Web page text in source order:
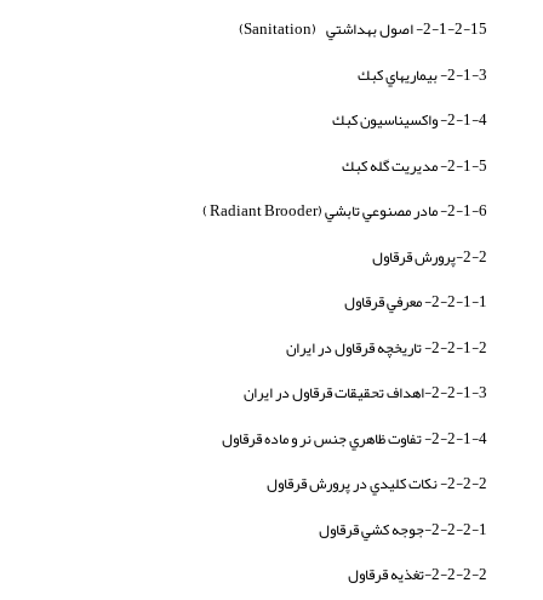
2-1-2-15- اصول بهداشتي (Sanitation)
2-1-3- بيماريهاي كبك
2-1-4- واکسیناسیون كبك
2-1-5- مديريت گله كبك
2-1-6- مادر مصنوعي تابشي (Radiant Brooder )
2-2-پرورش قرقاول
2-2-1-1- معرفي قرقاول
2-2-1-2- تاريخچه قرقاول در ايران
2-2-1-3-اهداف تحقيقات قرقاول در ايران
2-2-1-4- تفاوت ظاهري جنس نر و ماده قرقاول
2-2-2- نكات كليدي در پرورش قرقاول
2-2-2-1-جوجه كشي قرقاول
2-2-2-2-تغذيه قرقاول